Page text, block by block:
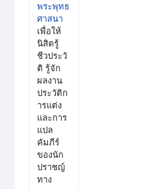
พระพุทธ
ศาสนา
เพื่อให้
นิสิตรู้
ชีวประวั
ติ รู้จัก
ผลงาน
ประวัติก
ารแต่ง
และการ
แปล
คัมภีร์
ของนัก
ปราชญ์
ทาง